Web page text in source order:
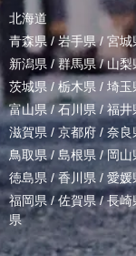
北海道
青森県 / 岩手県/ 宮城
新潟県 /群馬県/山梨
茨城県 / 栃木県 / 埼玉
富山県 /石川県/福井
滋賀県 / 京都府 / 奈良
鳥取県/ 島根県 /岡山
徳島県 /香川県 / 愛媛
福岡県/佐賀県/長崎
県